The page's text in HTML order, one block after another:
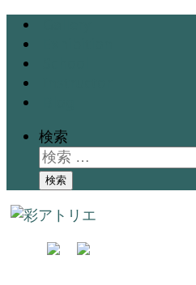
検索
検索